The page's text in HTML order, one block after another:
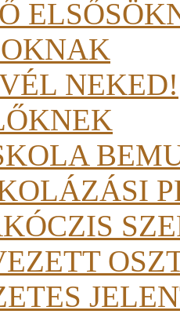
NEKED!